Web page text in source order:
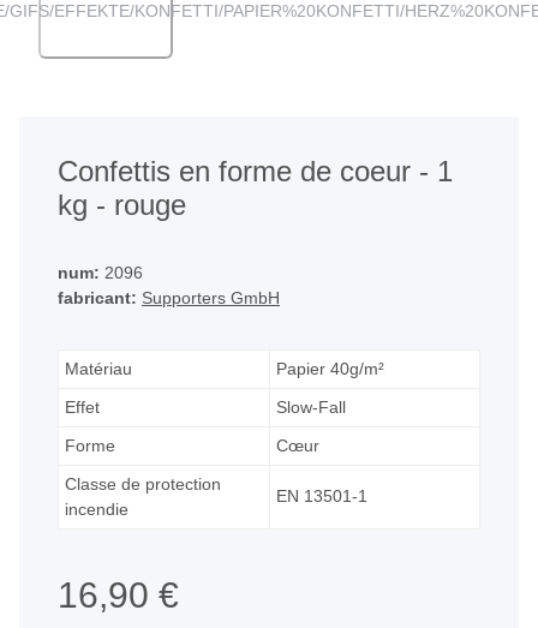
ANGLED VIEW
Confettis en forme de coeur - 1
kg - rouge
num: 2096
fabricant: Supporters GmbH
Matériau
Papier 40g/m²
Effet
Slow-Fall
Forme
Cœur
Classe de protection
incendie
EN 13501-1
16,90 €